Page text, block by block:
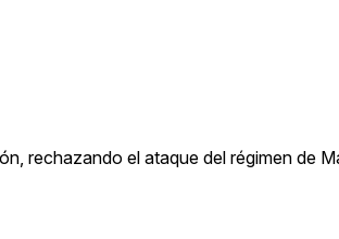
rechazando el ataque del régimen de